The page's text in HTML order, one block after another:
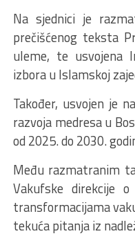
Na sjednici je
prečišćenog teksta
uleme, te usvojena
izbora u Islamskoj
Također, usvojen je
razvoja medresa u
od 2025. do 2030.
Među razmatranim
Vakufske direkcije
transformacijama
tekuća pitanja iz